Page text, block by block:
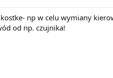
kostke- np w celu wymiany
od np. czujnika!